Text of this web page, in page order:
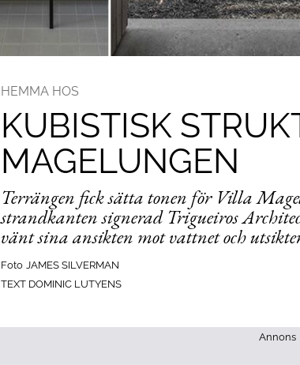
HEMMA HOS
KUBISTISK
MAGELUNGEN
Terrängen fick sätta tonen för Villa
strandkanten signerad Trigueiros
vänt sina ansikten mot vattnet och
Foto JAMES SILVERMAN
TEXT DOMINIC LUTYENS
Annons